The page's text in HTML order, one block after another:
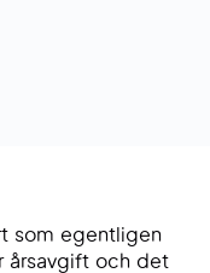
som egentligen
årsavgift och det